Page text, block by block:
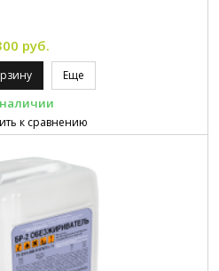
руб.
Еще
к сравнению